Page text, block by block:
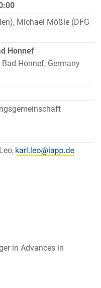
Michael Mößle (DFG
Honnef
Honnef, Germany
in Advances in